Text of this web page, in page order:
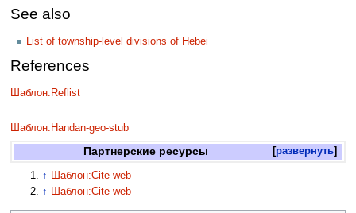
See also
List of township-level divisions of Hebei
References
Шаблон:Reflist
Шаблон:Handan-geo-stub
развернуть
Партнерские ресурсы
↑
Шаблон:Cite web
↑ Шаблон:Cite web